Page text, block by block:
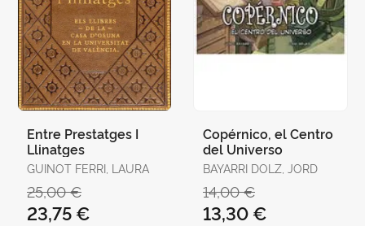
Entre Prestatges I
Llinatges
GUINOT FERRI, LAURA
25,00 €
23,75 €
Copérnico, el Centro
del Universo
BAYARRI DOLZ, JORD
14,00 €
13,30 €